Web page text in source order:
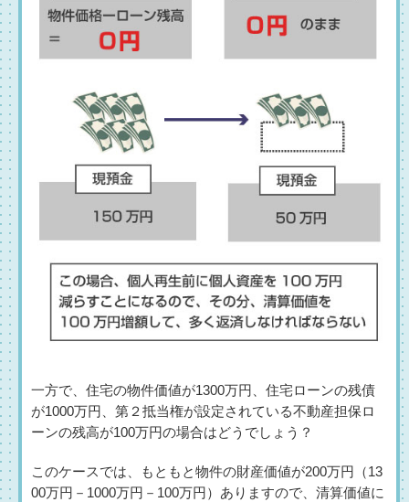
一方で、住宅の物件価値が1300万円、住宅ローンの残債
が1000万円、第２抵当権が設定されている不動産担保ロ
ーンの残高が100万円の場合はどうでしょう？
このケースでは、もともと物件の財産価値が200万円（13
00万円－1000万円－100万円）ありますので、清算価値に